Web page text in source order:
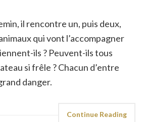
il rencontre un, puis deux,
qui vont l’accompagner
ils ? Peuvent-ils tous
si frêle ? Chacun d’entre
danger.
Continue Reading